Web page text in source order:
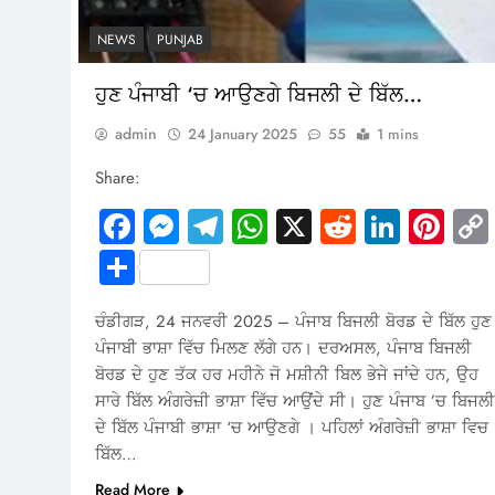
NEWS PUNJAB
ਹੁਣ ਪੰਜਾਬੀ ‘ਚ ਆਉਣਗੇ ਬਿਜਲੀ ਦੇ ਬਿੱਲ…
admin 24 January 2025 55 1 mins
Share:
Facebook
Messenger
Telegram
WhatsApp
X Reddit
Share
ਚੰਡੀਗੜ, 24 ਜਨਵਰੀ 2025 – ਪੰਜਾਬ ਬਿਜਲੀ ਬੋਰਡ ਦੇ ਬਿੱਲ ਹੁਣ
ਪੰਜਾਬੀ ਭਾਸ਼ਾ ਵਿੱਚ ਮਿਲਣ ਲੱਗੇ ਹਨ। ਦਰਅਸਲ, ਪੰਜਾਬ ਬਿਜਲੀ
ਬੋਰਡ ਦੇ ਹੁਣ ਤੱਕ ਹਰ ਮਹੀਨੇ ਜੋ ਮਸ਼ੀਨੀ ਬਿਲ ਭੇਜੇ ਜਾਂਦੇ ਹਨ, ਉਹ
ਸਾਰੇ ਬਿੱਲ ਅੰਗਰੇਜ਼ੀ ਭਾਸ਼ਾ ਵਿੱਚ ਆਉਂਦੇ ਸੀ। ਹੁਣ ਪੰਜਾਬ ’ਚ ਬਿਜਲੀ
ਦੇ ਬਿੱਲ ਪੰਜਾਬੀ ਭਾਸ਼ਾ ‘ਚ ਆਉਣਗੇ । ਪਹਿਲਾਂ ਅੰਗਰੇਜ਼ੀ ਭਾਸ਼ਾ ਵਿਚ
ਬਿੱਲ…
Read More